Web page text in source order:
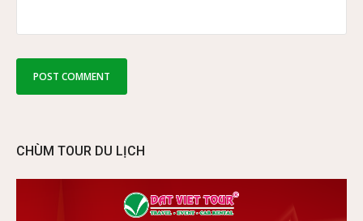
CHÙM TOUR DU LỊCH